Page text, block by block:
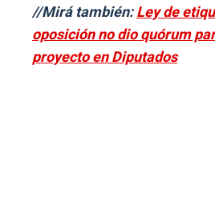
//Mirá también:Ley de
oposición no dio quórum
proyecto en Diputados